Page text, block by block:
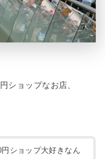
ショップなお店、
ショップ大好きなん